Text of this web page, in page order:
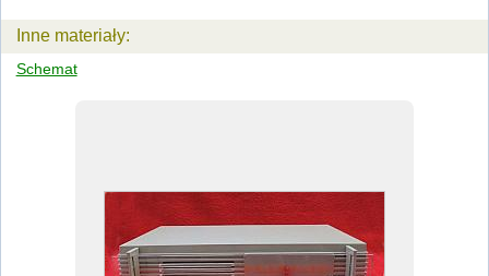
Inne materiały:
Schemat